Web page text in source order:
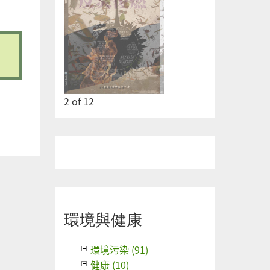
2 of12
環境與健康
環境污染 (91)
健康 (10)